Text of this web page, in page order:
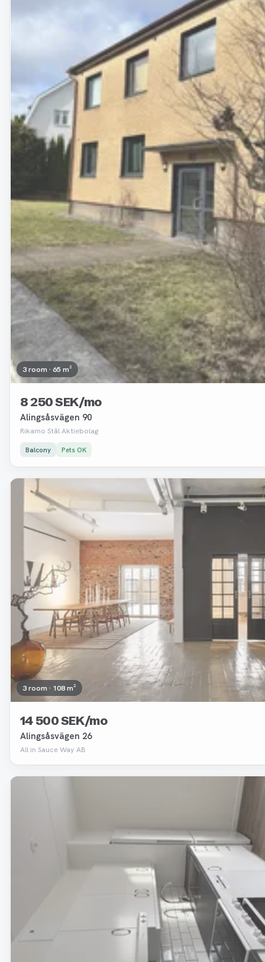
3 room · 65 m²
8 250 SEK/mo
Alingsåsvägen 90
Rikamo Stål Aktiebolag
Balcony Pets OK
Removed
3 room · 108 m²
14 500 SEK/mo
Alingsåsvägen 26
All in Sauce Way AB